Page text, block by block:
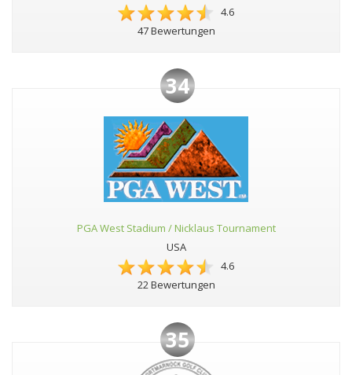
4.6
47 Bewertungen
34
PGA West Stadium / Nicklaus Tournament
USA
4.6
22 Bewertungen
35